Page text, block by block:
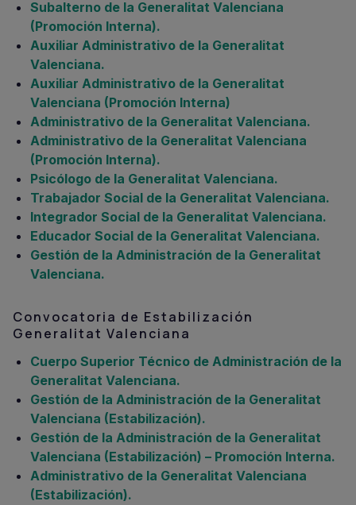
Subalterno de la Generalitat Valenciana
(Promoción Interna).
Auxiliar Administrativo de la Generalitat
Valenciana.
Auxiliar Administrativo de la Generalitat
Valenciana (Promoción Interna)
Administrativo de la Generalitat Valenciana.
Administrativo de la Generalitat Valenciana
(Promoción Interna).
Psicólogo de la Generalitat Valenciana.
Trabajador Social de la Generalitat Valenciana.
Integrador Social de la Generalitat Valenciana.
Educador Social de la Generalitat Valenciana.
Gestión de la Administración de la Generalitat
Valenciana.
Convocatoria de Estabilización
Generalitat Valenciana
Cuerpo Superior Técnico de Administración de la
Generalitat Valenciana.
Gestión de la Administración de la Generalitat
Valenciana (Estabilización).
Gestión de la Administración de la Generalitat
Valenciana (Estabilización) – Promoción Interna.
Administrativo de la Generalitat Valenciana
(Estabilización).